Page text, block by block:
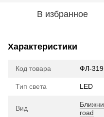
В избранное
Характеристики
Код товара ФЛ-319
Тип света LED
Вид
road